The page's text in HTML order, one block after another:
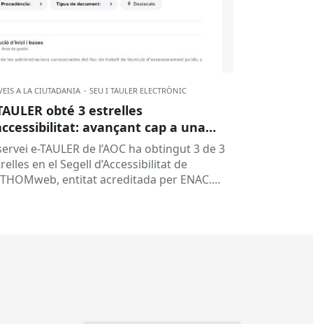
A LA CIUTADANIA · SEU I TAULER ELECTRÒNIC
obté 3 estrelles
avançant cap a una
més inclusiva
e-TAULER de l’AOC ha obtingut 3 de 3
en el Segell d’Accessibilitat de
entitat acreditada per ENAC.